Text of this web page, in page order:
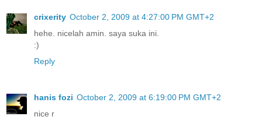
crixerity October 2, 2009 at 4:27:00 PM GMT+2
hehe. nicelah amin. saya suka ini.
:)
Reply
hanis fozi October 2, 2009 at 6:19:00 PM GMT+2
nice r